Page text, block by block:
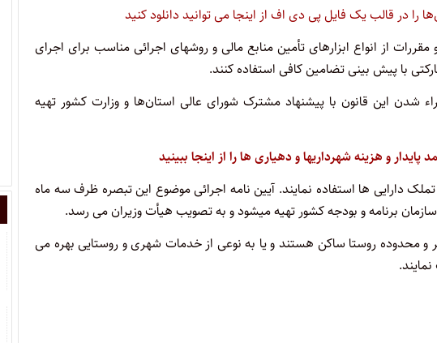
را در قالب یک فایل پی دی اف از اینجا می توانید دانلود کنید
از انواع ابزارهای تأمین منابع مالی و روشهای اجرائی مناسب برای اجرای
با پیش بینی تضامین کافی استفاده کنند.
شدن این قانون با پیشنهاد مشترک شورای عالی استان‌ها و وزارت کشور تهیه
دارایی ها استفاده نمایند. آیین نامه اجرائی موضوع این تبصره ظرف سه ماه
برنامه و بودجه کشور تهیه میشود و به تصویب هیأت وزیران می رسد.
روستا ساکن هستند و یا به نوعی از خدمات شهری و روستایی بهره می